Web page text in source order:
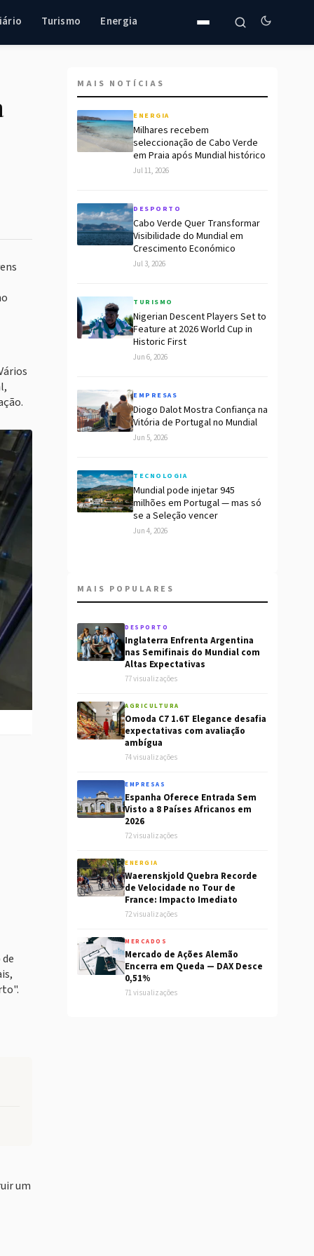
Turismo Energia
um
MAIS NOTÍCIAS
ENERGIA
Milhares recebem
seleccionação de Cabo Verde
em Praia após Mundial histórico
Jul 11, 2026
DESPORTO
Cabo Verde Quer Transformar
Visibilidade do Mundial em
Crescimento Económico
Jul 3, 2026
TURISMO
Nigerian Descent Players Set to
Feature at 2026 World Cup in
Historic First
Jun 6, 2026
EMPRESAS
Diogo Dalot Mostra Confiança na
Vitória de Portugal no Mundial
Jun 5, 2026
TECNOLOGIA
Mundial pode injetar 945
milhões em Portugal — mas só
se a Seleção vencer
Jun 4, 2026
MAIS POPULARES
DESPORTO
Inglaterra Enfrenta Argentina
nas Semifinais do Mundial com
Altas Expectativas
77 visualizações
AGRICULTURA
Omoda C7 1.6T Elegance desafia
expectativas com avaliação
ambígua
74 visualizações
EMPRESAS
Espanha Oferece Entrada Sem
Visto a 8 Países Africanos em
2026
72 visualizações
ENERGIA
Waerenskjold Quebra Recorde
de Velocidade no Tour de
France: Impacto Imediato
72 visualizações
MERCADOS
Mercado de Ações Alemão
Encerra em Queda — DAX Desce
0,51%
71 visualizações